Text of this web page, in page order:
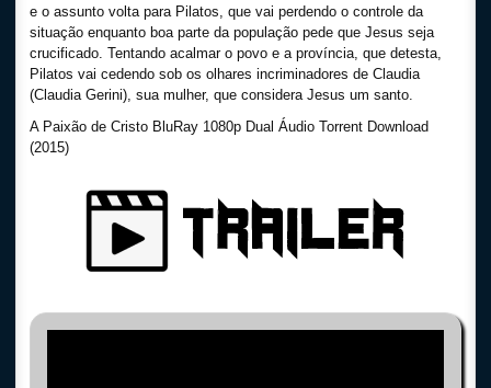
e o assunto volta para Pilatos, que vai perdendo o controle da
situação enquanto boa parte da população pede que Jesus seja
crucificado. Tentando acalmar o povo e a província, que detesta,
Pilatos vai cedendo sob os olhares incriminadores de Claudia
(Claudia Gerini), sua mulher, que considera Jesus um santo.
A Paixão de Cristo BluRay 1080p Dual Áudio Torrent Download
(2015)